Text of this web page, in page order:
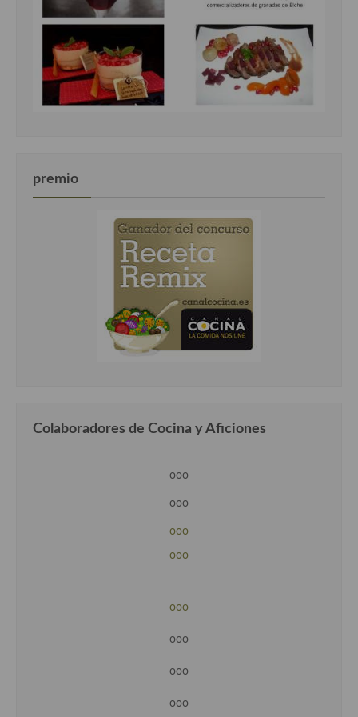
Cocina Luxemburgo
Cocina Polaca
Cocina portuguesa
Cocina Rusa
Cocina Suiza
premio
Colaboradores de Cocina y Aficiones
ooo
ooo
ooo
ooo
ooo
ooo
ooo
ooo